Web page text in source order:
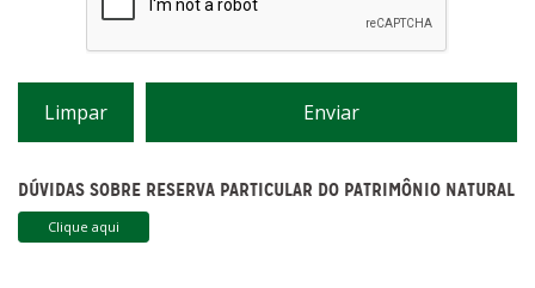
Limpar Enviar
DÚVIDAS SOBRE RESERVA PARTICULAR DO PATRIMÔNIO NATURAL
Clique aqui